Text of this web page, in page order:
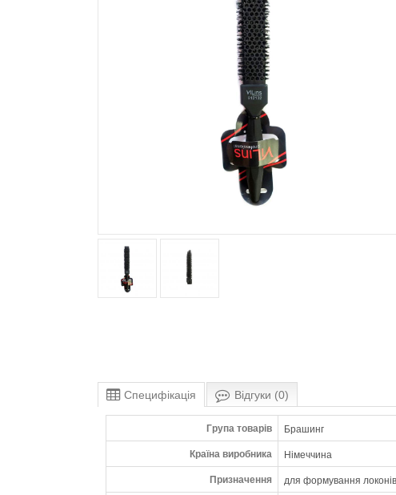
Специфікація Відгуки (0)
Група товарів Брашинг
Країна виробника Німеччина
Призначення для формування